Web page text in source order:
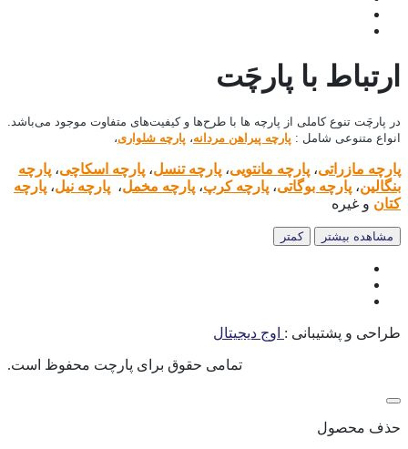
ارتباط با پارچَت
در پارچَت تنوع کاملی از پارچه ها با طرح‌ها و کیفیت‌های متفاوت موجود می‌باشد.
انواع متنوعی شامل : پارچه پیراهن مردانه، پارچه شلواری،
پارچه مازراتی، پارچه مانتویی، پارچه تنسل، پارچه اسکاچی، پارچه
بنگالین، پارچه بوگاتی، پارچه کرپ، پارچه مخمل، پارچه نیل، پارچه
کتان و غیره
مشاهده بیشتر کمتر
طراحی و پشتیبانی : اوج دیجیتال
.تمامی حقوق برای پارچت محفوظ است
حذف محصول